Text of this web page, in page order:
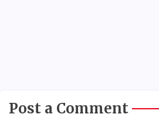
Post a Comment